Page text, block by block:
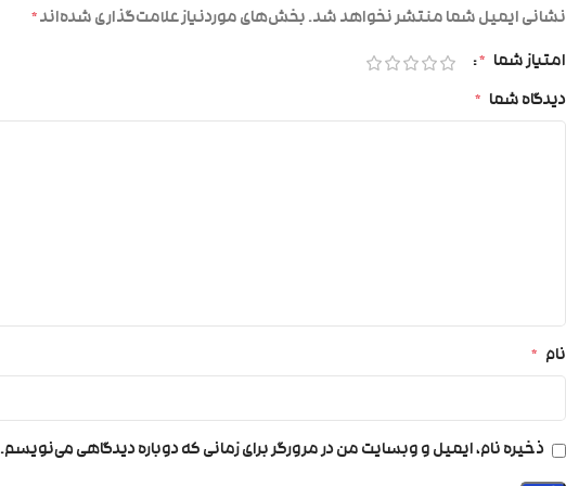
نشانی ایمیل شما منتشر نخواهد شد.بخش‌های موردنیاز علامت‌گذاری شده‌اند*
امتیاز شما *
دیدگاه شما *
نام *
ذخیره نام، ایمیل و وبسایت من در مرورگر برای زمانی که دوباره دیدگاهی می‌نویسم.